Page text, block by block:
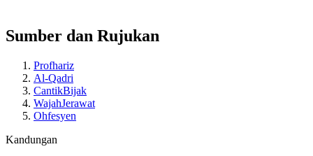
Sumber dan Rujukan
Profhariz
Al-Qadri
CantikBijak
WajahJerawat
Ohfesyen
Kandungan